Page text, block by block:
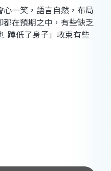
一笑，語言自然，布局
在預期之中，有些缺乏
蹲低了身子」收束有些